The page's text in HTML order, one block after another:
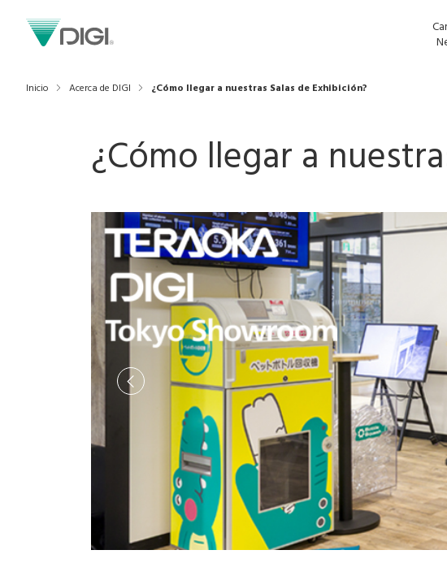
Inicio Acerca de DIGI ¿Cómo llegar a nuestras Salas de Exhibición?
¿Cómo llegar a